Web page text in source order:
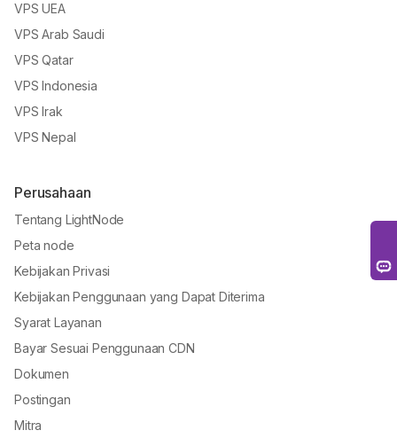
VPS UEA
VPS Arab Saudi
VPS Qatar
VPS Indonesia
VPS Irak
VPS Nepal
Perusahaan
Tentang LightNode
Peta node
Kebijakan Privasi
Kebijakan Penggunaan yang Dapat Diterima
Syarat Layanan
Bayar Sesuai Penggunaan CDN
Dokumen
Postingan
Mitra